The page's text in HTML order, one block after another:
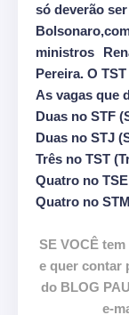
só deverão
ministros
Pereira. O
As vagas que
Duas no STF
Duas no STJ
Três no TST
Quatro no
Quatro no
SE VOCÊ
e quer contar
do BLOG
e-